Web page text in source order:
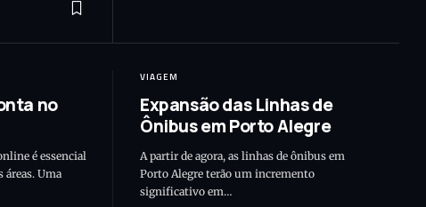
no
é essencial
áreas. Uma
VIAGEM
Expansão das Linhas de
Ônibus em Porto Alegre
A partir de agora, as linhas de ônibus em
Porto Alegre terão um incremento
significativo em…